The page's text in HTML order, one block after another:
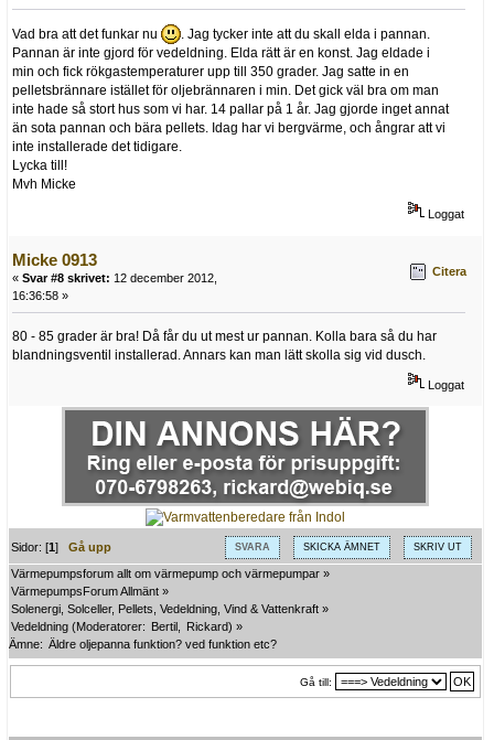
Vad bra att det funkar nu
. Jag tycker inte att du skall elda i pannan.
Pannan är inte gjord för vedeldning. Elda rätt är en konst. Jag eldade i
min och fick rökgastemperaturer upp till 350 grader. Jag satte in en
pelletsbrännare istället för oljebrännaren i min. Det gick väl bra om man
inte hade så stort hus som vi har. 14 pallar på 1 år. Jag gjorde inget annat
än sota pannan och bära pellets. Idag har vi bergvärme, och ångrar att vi
inte installerade det tidigare.
Lycka till!
Mvh Micke
Loggat
Micke 0913
« Svar #8 skrivet: 12 december 2012,
16:36:58 »
Citera
80 - 85 grader är bra! Då får du ut mest ur pannan. Kolla bara så du har
blandningsventil installerad. Annars kan man lätt skolla sig vid dusch.
Loggat
SVARA SKICKA ÄMNET SKRIV UT
Sidor: [1]Gå upp
Värmepumpsforum allt om värmepump och värmepumpar »
VärmepumpsForum Allmänt »
Solenergi, Solceller, Pellets, Vedeldning, Vind & Vattenkraft »
Vedeldning (Moderatorer: Bertil Rickard) »
Ämne: Äldre oljepanna funktion? ved funktion etc?
Gå till: